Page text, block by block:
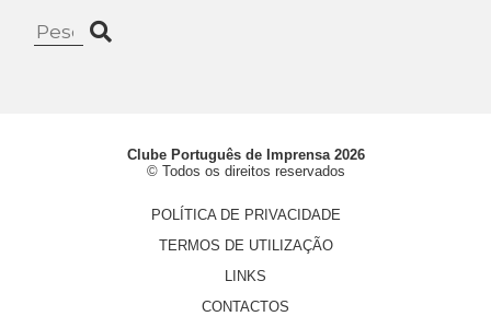
Clube Português de Imprensa 2026
© Todos os direitos reservados
POLÍTICA DE PRIVACIDADE
TERMOS DE UTILIZAÇÃO
LINKS
CONTACTOS